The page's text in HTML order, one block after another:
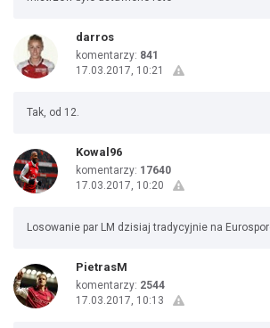
darros
komentarzy: 841
17.03.2017, 10:21
Tak, od 12.
Kowal96
komentarzy: 17640
17.03.2017, 10:20
Losowanie par LM dzisiaj tradycyjnie na
PietrasM
komentarzy: 2544
17.03.2017, 10:13